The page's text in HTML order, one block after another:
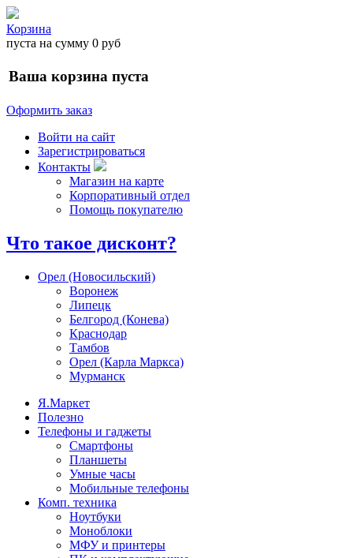
Корзина
пуста на сумму 0 руб
Ваша корзина пуста
Оформить заказ
Войти на сайт
Зарегистрироваться
Контакты
Магазин на карте
Корпоративный отдел
Помощь покупателю
Что такое дисконт?
Орел (Новосильский)
Воронеж
Липецк
Белгород (Конева)
Краснодар
Тамбов
Орел (Карла Маркса)
Мурманск
Я.Маркет
Полезно
Телефоны и гаджеты
Смартфоны
Планшеты
Умные часы
Мобильные телефоны
Комп. техника
Ноутбуки
Моноблоки
МФУ и принтеры